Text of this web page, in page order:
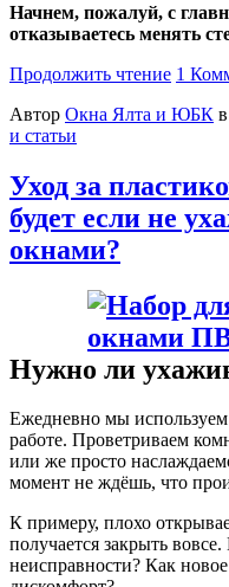
Начнем, пожалуй, с
отказываетесь менять
Продолжить чтение 1
Автор Окна Ялта и ЮБК в
и статьи
Уход за
будет если не
окнами?
Нужно ли
Ежедневно мы
работе. Проветриваем
или же просто
момент не ждёшь, что
К примеру, плохо
получается закрыть
неисправности? Как